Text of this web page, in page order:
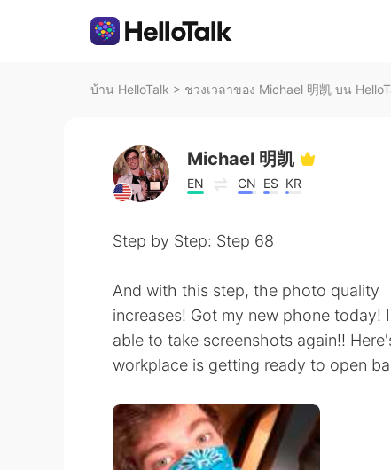
บ้าน HelloTalk > ช่วงเวลาของ Michael 明凯 บน
Michael 明凯
EN CN ES KR
Step by Step: Step 68
And with this step, the photo quality
increases! Got my new phone
able to take screenshots again!!
workplace is getting ready to open